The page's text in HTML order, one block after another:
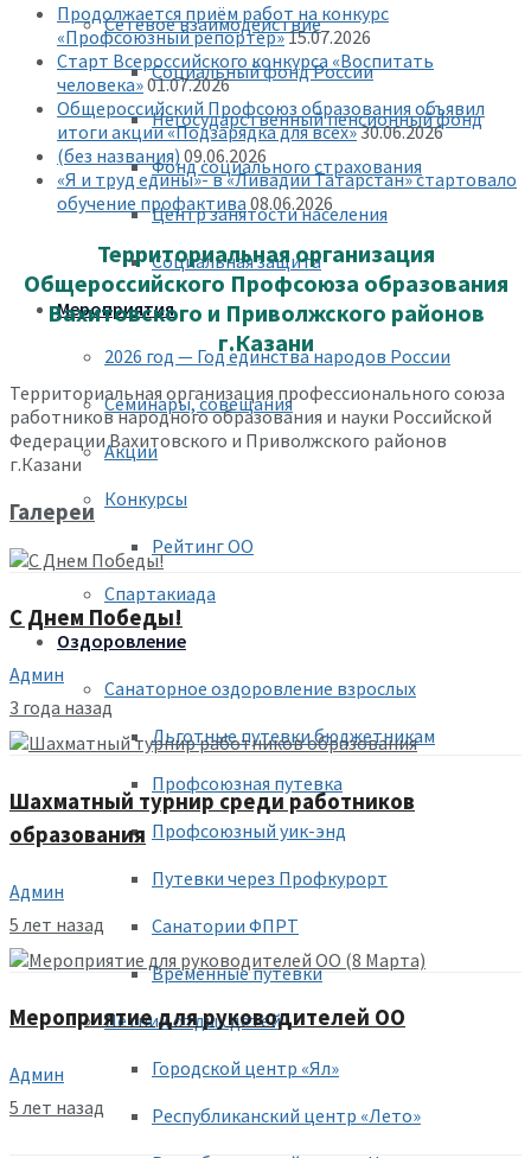
Сетевое взаимодействие
Социальный фонд России
Негосударственный пенсионный фонд
Фонд социального страхования
Центр занятости населения
Социальная защита
Мероприятия
2026 год — Год единства народов России
Семинары, совещания
Акции
Конкурсы
Рейтинг ОО
Спартакиада
Оздоровление
Санаторное оздоровление взрослых
Льготные путевки бюджетникам
Профсоюзная путевка
Профсоюзный уик-энд
Путевки через Профкурорт
Санатории ФПРТ
Временные путевки
Летний отдых детей
Городской центр «Ял»
Республиканский центр «Лето»
Продолжается приём работ на конкурс
«Профсоюзный репортёр»15.07.2026
Старт Всероссийского конкурса «Воспитать
человека»01.07.2026
Общероссийский Профсоюз образования объявил
итоги акции «Подзарядка для всех»30.06.2026
(без названия) 09.06.2026
«Я и труд едины»- в «Ливадии Татарстан» стартовало
обучение профактива 08.06.2026
Территориальная организация
Общероссийского Профсоюза образования
Вахитовского и Приволжского районов
г.Казани
Территориальная организация профессионального союза
работников народного образования и науки Российской
Федерации Вахитовского и Приволжского районов
г.Казани
Галереи
С Днем Победы!
Админ
3 года назад
Шахматный турнир среди работников
образования
Админ
5 лет назад
Мероприятие для руководителей ОО
Админ
5 лет назад